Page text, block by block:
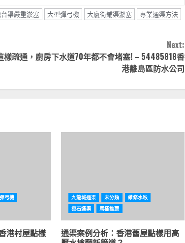
渠嚴重淤塞 大型彈弓機 大廈街鋪渠淤塞
專業通渠方法
Next:
樣疏通，廚房下水道70年都不會堵塞! – 54485818香
港離島區防水公司
彈弓機
港村屋點樣
九龍城通渠 未分類
維修水喉
雲石通渠
馬桶推薦
通渠案例分析：香港舊屋點樣用高